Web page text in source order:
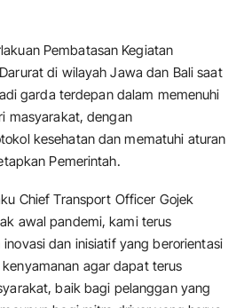
Pembatasan Kegiatan
di wilayah Jawa dan Bali saat
garda terdepan dalam memenuhi
masyarakat, dengan
kesehatan dan mematuhi aturan
Pemerintah.
Chief Transport Officer Gojek
awal pandemi, kami terus
dan inisiatif yang berorientasi
agar dapat terus
baik bagi pelanggan yang